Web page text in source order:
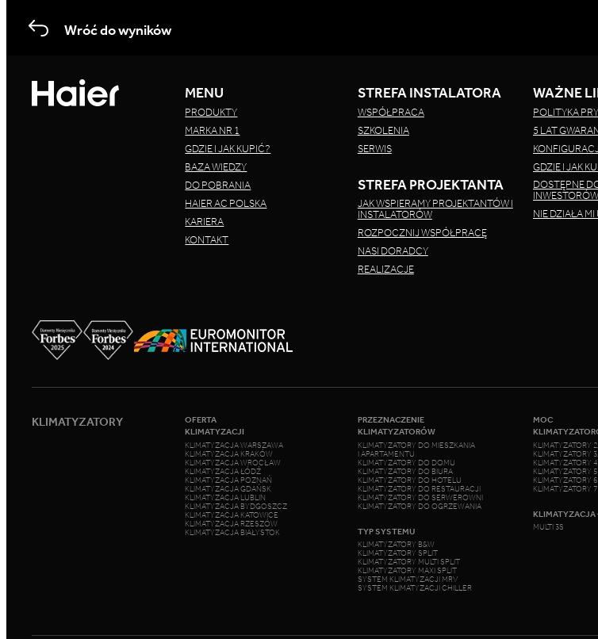
Wróć do wyników
MENU
PRODUKTY
MARKA NR 1
GDZIE I JAK KUPIĆ?
BAZA WIEDZY
DO POBRANIA
HAIER AC POLSKA
KARIERA
KONTAKT
STREFA INSTALATORA
WSPÓŁPRACA
SZKOLENIA
SERWIS
STREFA PROJEKTANTA
JAK WSPIERAMY PROJEKTANTÓW I
INSTALATORÓW
ROZPOCZNIJ WSPÓŁPRACĘ
NASI DORADCY
REALIZACJE
WAŻNE
POLITYKA
5 LAT
GDZIE I JAK
DOSTĘPNE
INWESTORÓW
NIE DZIAŁA
KLIMATYZATORY
OFERTA
KLIMATYZACJI
KLIMATYZACJA WARSZAWA
KLIMATYZACJA KRAKÓW
KLIMATYZACJA WROCŁAW
KLIMATYZACJA ŁÓDŹ
KLIMATYZACJA POZNAŃ
KLIMATYZACJA GDAŃSK
KLIMATYZACJA LUBLIN
KLIMATYZACJA BYDGOSZCZ
KLIMATYZACJA KATOWICE
KLIMATYZACJA RZESZÓW
KLIMATYZACJA BIAŁYSTOK
PRZEZNACZENIE
KLIMATYZATORÓW
KLIMATYZATORY DO MIESZKANIA
I APARTAMENTU
KLIMATYZATORY DO DOMU
KLIMATYZATORY DO BIURA
KLIMATYZATORY DO HOTELU
KLIMATYZATORY DO RESTAURACJI
KLIMATYZATORY DO SERWEROWNI
KLIMATYZATORY DO OGRZEWANIA
TYP SYSTEMU
KLIMATYZATORY B&W
KLIMATYZATORY SPLIT
KLIMATYZATORY MULTI SPLIT
KLIMATYZATORY MAXI SPLIT
SYSTEM KLIMATYZACJI MRV
SYSTEM KLIMATYZACJI CHILLER
MOC
KLIMATYZATORY
KLIMATYZATORY
KLIMATYZATORY
KLIMATYZATORY
KLIMATYZATORY
KLIMATYZATORY
KLIMATYZACJA
MULTI 3S